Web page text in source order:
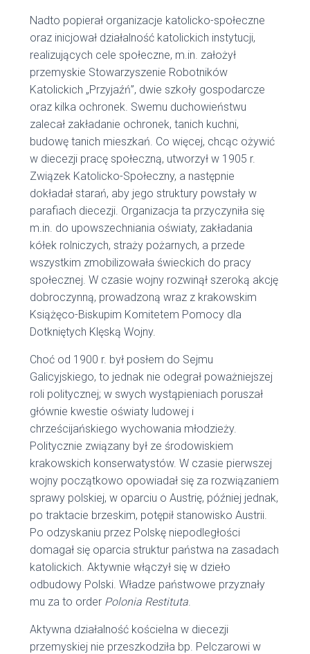
Nadto popierał organizacje katolicko-społeczne
oraz inicjował działalność katolickich instytucji,
realizujących cele społeczne, m.in. założył
przemyskie Stowarzyszenie Robotników
Katolickich „Przyjaźń”, dwie szkoły gospodarcze
oraz kilka ochronek. Swemu duchowieństwu
zalecał zakładanie ochronek, tanich kuchni,
budowę tanich mieszkań. Co więcej, chcąc ożywić
w diecezji pracę społeczną, utworzył w 1905 r.
Związek Katolicko-Społeczny, a następnie
dokładał starań, aby jego struktury powstały w
parafiach diecezji. Organizacja ta przyczyniła się
m.in. do upowszechniania oświaty, zakładania
kółek rolniczych, straży pożarnych, a przede
wszystkim zmobilizowała świeckich do pracy
społecznej. W czasie wojny rozwinął szeroką akcję
dobroczynną, prowadzoną wraz z krakowskim
Książęco-Biskupim Komitetem Pomocy dla
Dotkniętych Klęską Wojny.
Choć od 1900 r. był posłem do Sejmu
Galicyjskiego, to jednak nie odegrał poważniejszej
roli politycznej; w swych wystąpieniach poruszał
głównie kwestie oświaty ludowej i
chrześcijańskiego wychowania młodzieży.
Politycznie związany był ze środowiskiem
krakowskich konserwatystów. W czasie pierwszej
wojny początkowo opowiadał się za rozwiązaniem
sprawy polskiej, w oparciu o Austrię, później jednak,
po traktacie brzeskim, potępił stanowisko Austrii.
Po odzyskaniu przez Polskę niepodległości
domagał się oparcia struktur państwa na zasadach
katolickich. Aktywnie włączył się w dzieło
odbudowy Polski. Władze państwowe przyznały
mu za to order Polonia Restituta
Aktywna działalność kościelna w diecezji
przemyskiej nie przeszkodziła bp. Pelczarowi w